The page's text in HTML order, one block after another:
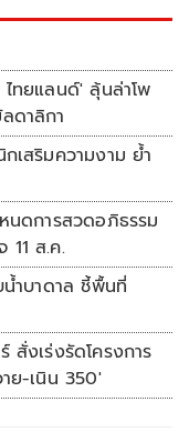
ทยแลนด์' ลุ้นล่าโพ
ดาลิกา
เสริมความงาม ย้ำ
นดการสวดอภิธรรม
ส.ค.
ำบาดาล ชี้พื้นที่
งเร่งรัดโครงการ
ย-เนิน 350'